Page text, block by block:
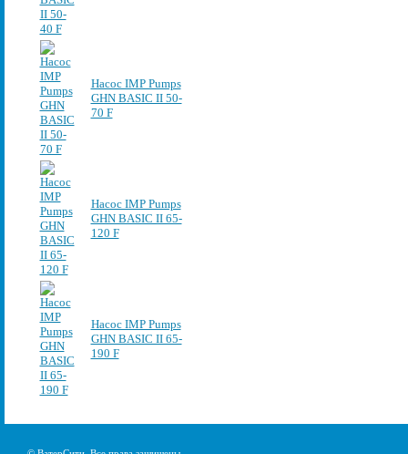
Насос IMP Pumps
GHN BASIC II 50-
70 F
Насос IMP Pumps
GHN BASIC II 65-
120 F
Насос IMP Pumps
GHN BASIC II 65-
190 F